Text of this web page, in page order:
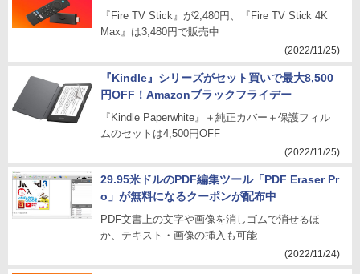
『Fire TV Stick』が2,480円、『Fire TV Stick 4K
Max』は3,480円で販売中
(2022/11/25)
『Kindle』シリーズがセット買いで最大8,500
円OFF！Amazonブラックフライデー
『Kindle Paperwhite』＋純正カバー＋保護フィル
ムのセットは4,500円OFF
(2022/11/25)
29.95米ドルのPDF編集ツール「PDF Eraser Pr
o」が無料になるクーポンが配布中
PDF文書上の文字や画像を消しゴムで消せるほ
か、テキスト・画像の挿入も可能
(2022/11/24)